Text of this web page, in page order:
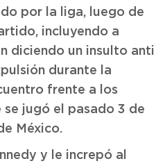
por la liga, luego de
incluyendo a
diciendo un insulto anti
durante la
frente a los
jugó el pasado 3 de
México.
y le increpó al